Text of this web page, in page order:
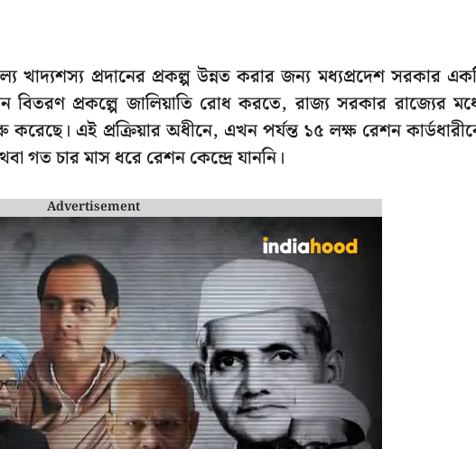
খাদ্যশস্য প্রদানের প্রকল্প উন্নত করার জন্য মধ্যপ্রদেশ সরকার
বিতরণ প্রকল্পে জালিয়াতি রোধ করতে, রাজ্য সরকার রাজ্যের
করেছে। এই প্রক্রিয়ার অধীনে, এখন পর্যন্ত ১৫ লক্ষ রেশন
গত চার মাস ধরে রেশন কেন্দ্রে যাননি।
Advertisement